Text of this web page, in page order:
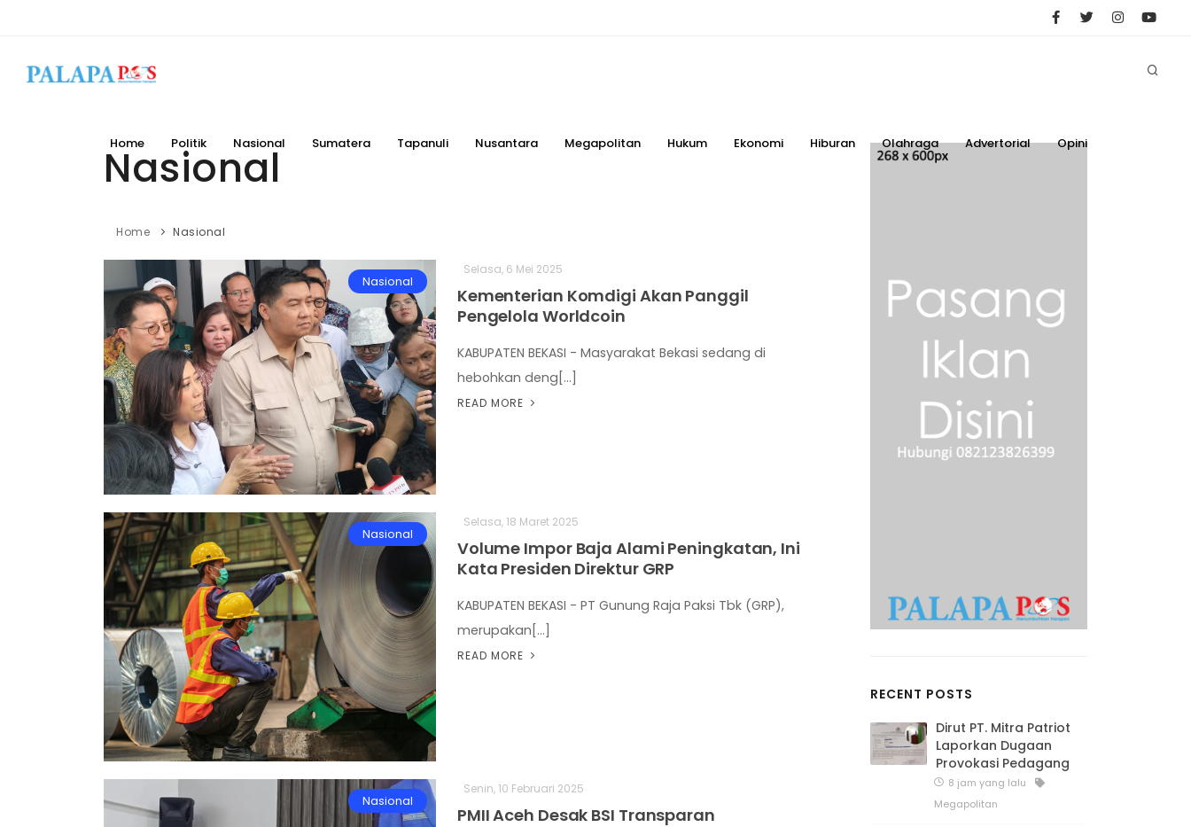
Home Politik Nasional Sumatera Tapanuli Nusantara Megapolitan Hukum Ekonomi Hiburan Olahraga Advertorial Opini
Nasional
Home Nasional
Nasional
Selasa, 6 Mei 2025
Kementerian Komdigi Akan Panggil
Pengelola Worldcoin
KABUPATEN BEKASI - Masyarakat Bekasi sedang di
hebohkan deng[...]
READ MORE
Nasional
Selasa, 18 Maret 2025
Volume Impor Baja Alami Peningkatan, Ini
Kata Presiden Direktur GRP
KABUPATEN BEKASI - PT Gunung Raja Paksi Tbk (GRP),
merupakan[...]
READ MORE
Nasional
Senin, 10 Februari 2025
PMII Aceh Desak BSI Transparan
RECENT POSTS
Dirut PT. Mitra Patriot
Laporkan Dugaan
Provokasi Pedagang
8 jam yang lalu
Megapolitan